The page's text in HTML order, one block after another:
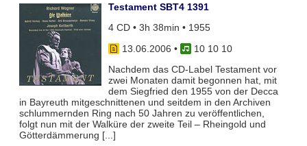
Testament SBT4 1391
4 CD • 3h 38min • 1955
13.06.2006 •
10 10 10
Nachdem das CD-Label Testament vor
zwei Monaten damit begonnen hat, mit
dem Siegfried den 1955 von der Decca
in Bayreuth mitgeschnittenen und seitdem in den Archiven
schlummernden Ring nach 50 Jahren zu veröffentlichen,
folgt nun mit der Walküre der zweite Teil – Rheingold und
Götterdämmerung [...]